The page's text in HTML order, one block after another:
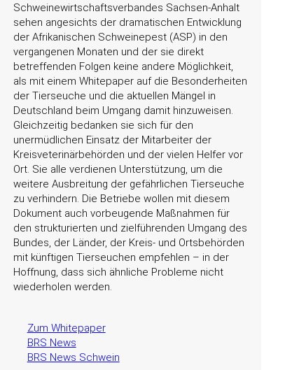
Schweinewirtschaftsverbandes Sachsen-Anhalt
sehen angesichts der dramatischen Entwicklung
der Afrikanischen Schweinepest (ASP) in den
vergangenen Monaten und der sie direkt
betreffenden Folgen keine andere Möglichkeit,
als mit einem Whitepaper auf die Besonderheiten
der Tierseuche und die aktuellen Mängel in
Deutschland beim Umgang damit hinzuweisen.
Gleichzeitig bedanken sie sich für den
unermüdlichen Einsatz der Mitarbeiter der
Kreisveterinärbehörden und der vielen Helfer vor
Ort. Sie alle verdienen Unterstützung, um die
weitere Ausbreitung der gefährlichen Tierseuche
zu verhindern. Die Betriebe wollen mit diesem
Dokument auch vorbeugende Maßnahmen für
den strukturierten und zielführenden Umgang des
Bundes, der Länder, der Kreis- und Ortsbehörden
mit künftigen Tierseuchen empfehlen – in der
Hoffnung, dass sich ähnliche Probleme nicht
wiederholen werden.
Zum Whitepaper
BRS News
BRS News Schwein